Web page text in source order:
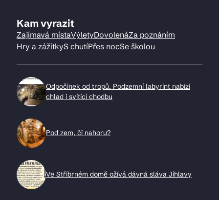
Kam vyrazit
Zajímavá místaVýletyDovolenáZa poznáním
Hry a zážitkyS chutíPřes nocSe školou
Odpočinek od tropů. Podzemní labyrint nabízí
chlad i svítící chodbu
Pod zem, či nahoru?
Ve Stříbrném domě ožívá dávná sláva Jihlavy